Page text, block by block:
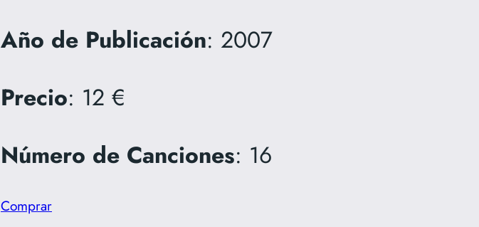
Año de Publicación: 2007
Precio: 12 €
Número de Canciones: 16
Comprar